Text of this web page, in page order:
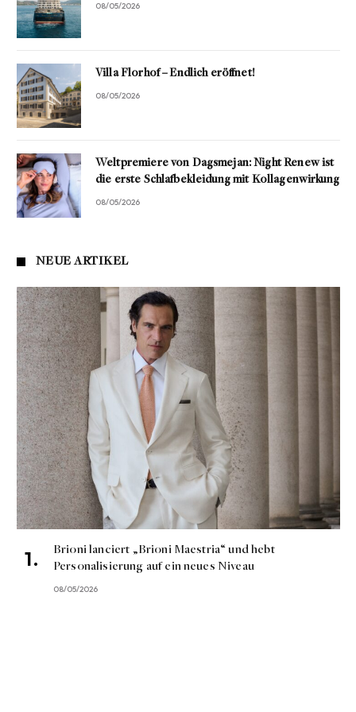
08/05/2026
Villa Florhof – Endlich eröffnet!
08/05/2026
Weltpremiere von Dagsmejan: Night Renew ist
die erste Schlafbekleidung mit Kollagenwirkung
08/05/2026
NEUE ARTIKEL
Brioni lanciert „Brioni Maestria“ und hebt
Personalisierung auf ein neues Niveau
08/05/2026